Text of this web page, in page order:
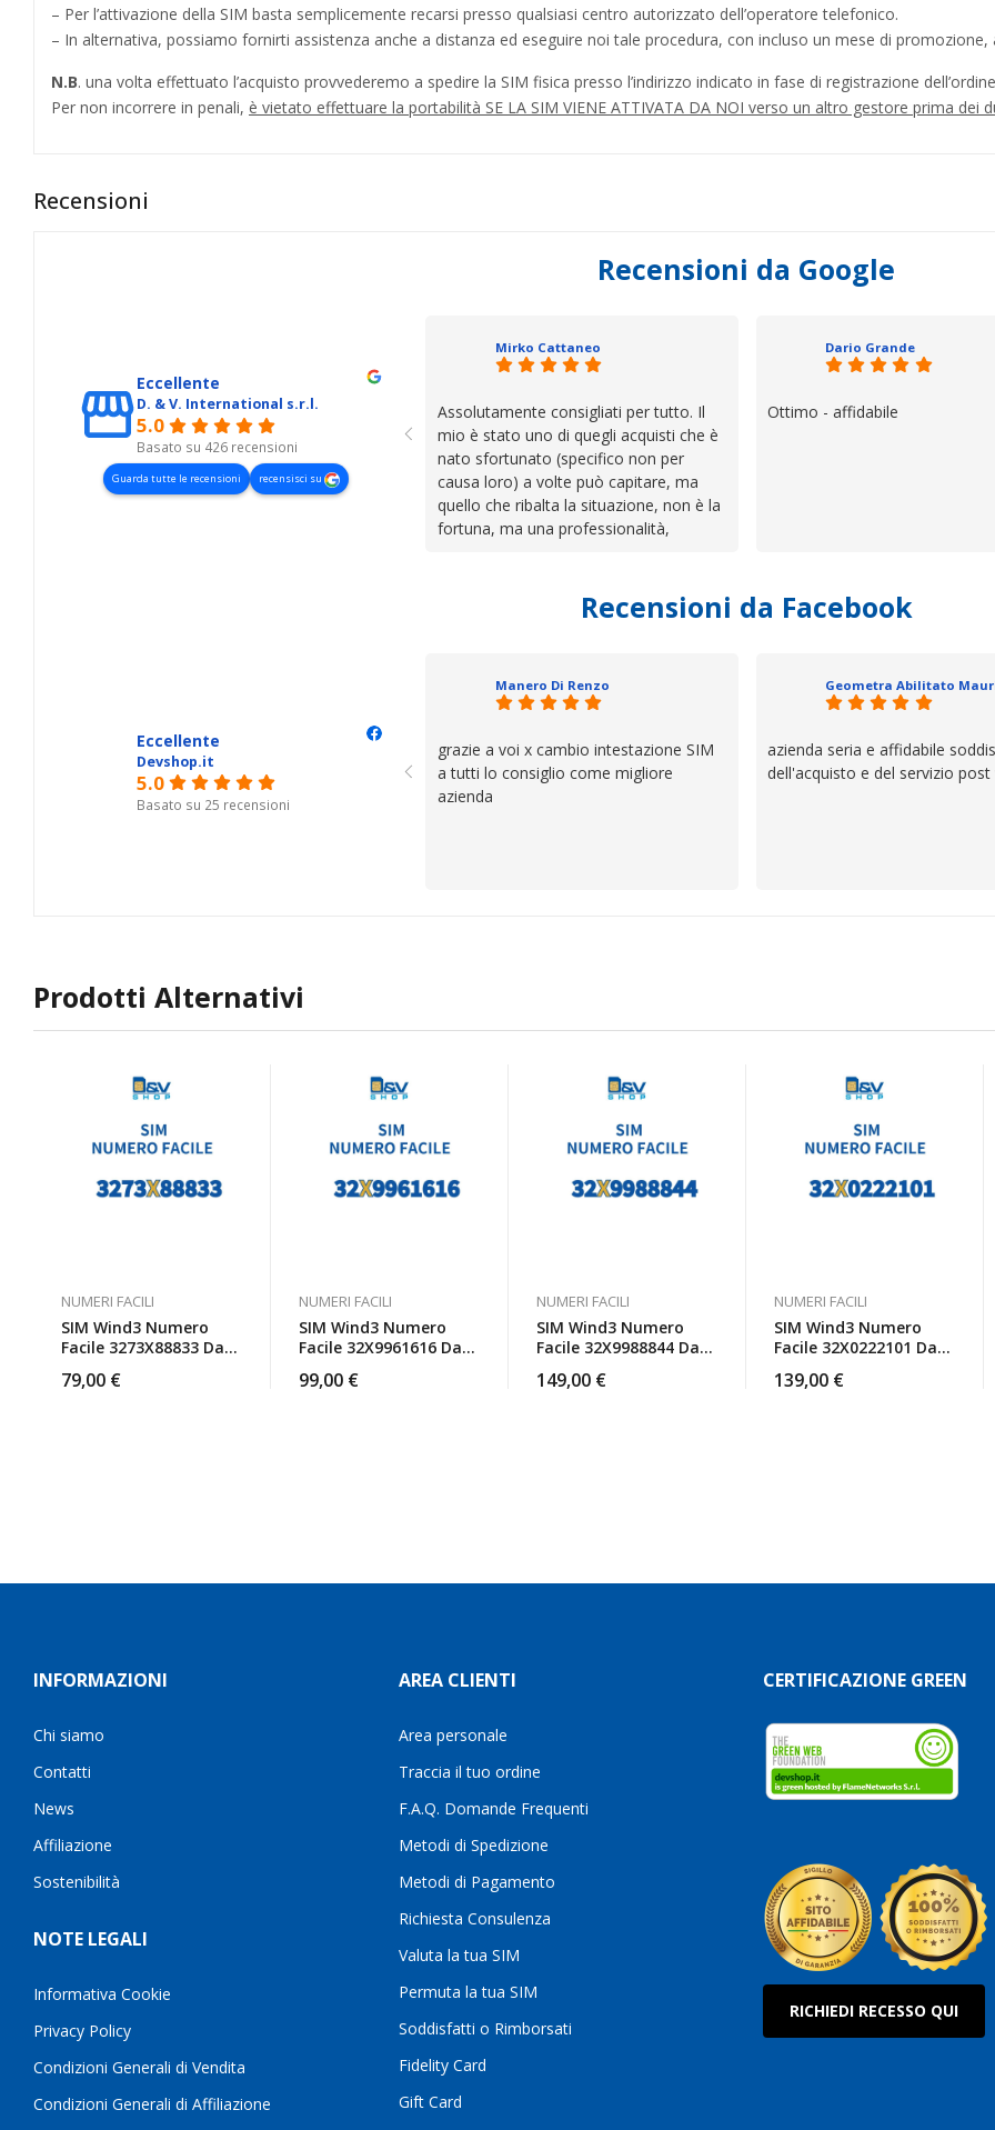
– Per l’attivazione della SIM basta semplicemente recarsi presso qualsiasi centro autorizzato dell’operatore telefonico.
– In alternativa, possiamo fornirti assistenza anche a distanza ed eseguire noi tale procedura, con incluso un mese di promozione,
N.B. una volta effettuato l’acquisto provvederemo a spedire la SIM fisica presso l’indirizzo indicato in fase di registrazione
Per non incorrere in penali, è vietato effettuare la portabilità SE LA SIM VIENE ATTIVATA DA NOI verso un altro gestore prima dei
Recensioni
Recensioni da Google
Eccellente
D. & V. International s.r.l.
5.0
Basato su 426 recensioni
Guarda tutte le recensioni recensisci su
Mirko Cattaneo
Assolutamente consigliati per tutto. Il
mio è stato uno di quegli acquisti che è
nato sfortunato (specifico non per
causa loro) a volte può capitare, ma
quello che ribalta la situazione, non è la
fortuna, ma una professionalità,
cose. Be', io qui è proprio quello che ho
trovato, un atteggiamento che va oltre
se avete bisogno siete in ottime mani.
Dario Grande
Ottimo - affidabile
Recensioni da Facebook
Eccellente
Devshop.it
5.0
Basato su 25 recensioni
Manero Di Renzo
grazie a voi x cambio intestazione SIM
a tutti lo consiglio come migliore
azienda
azienda seria e affidabile
dell'acquisto e del servizio post
Prodotti Alternativi
NUMERI FACILI
SIM Wind3 Numero
Facile 3273X88833 Da
79,00 €
NUMERI FACILI
SIM Wind3 Numero
Facile 32X9961616 Da
99,00 €
NUMERI FACILI
SIM Wind3 Numero
Facile 32X9988844 Da
149,00 €
NUMERI FACILI
SIM Wind3 Numero
Facile 32X0222101 Da
139,00 €
INFORMAZIONI
Chi siamo
Contatti
News
Affiliazione
Sostenibilità
NOTE LEGALI
Informativa Cookie
Privacy Policy
Condizioni Generali di Vendita
Condizioni Generali di Affiliazione
AREA CLIENTI
Area personale
Traccia il tuo ordine
F.A.Q. Domande Frequenti
Metodi di Spedizione
Metodi di Pagamento
Richiesta Consulenza
Valuta la tua SIM
Permuta la tua SIM
Soddisfatti o Rimborsati
Fidelity Card
Gift Card
CERTIFICAZIONE GREEN
RICHIEDI RECESSO QUI